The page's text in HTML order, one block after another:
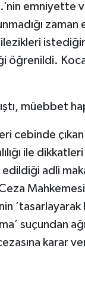
emniyette
müebbet
cebinde
ile
edildiği adli
suçundan
karar